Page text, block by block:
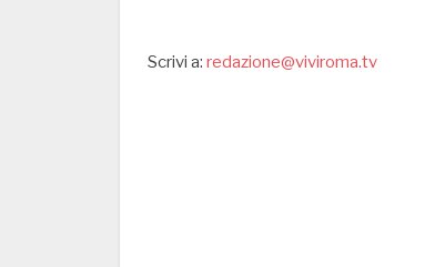
Scrivi a: redazione@viviroma.tv